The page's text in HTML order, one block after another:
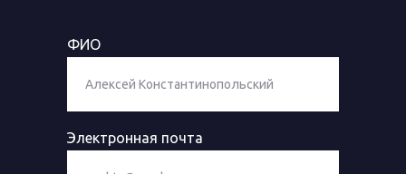
ФИО
Электронная почта